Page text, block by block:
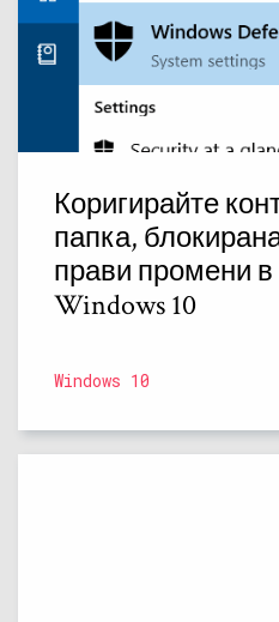
Коригирайте
папка,
прави промени
Windows 10
Windows 10